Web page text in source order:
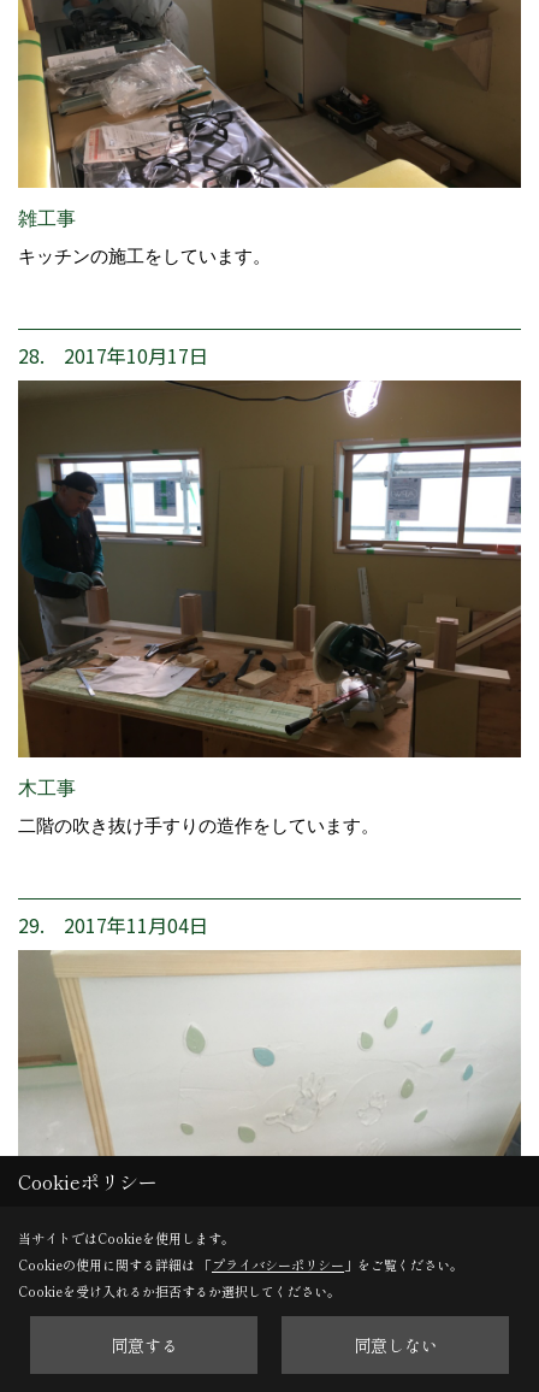
雑工事
キッチンの施工をしています。
28. 2017年10月17日
木工事
二階の吹き抜け手すりの造作をしています。
29. 2017年11月04日
Cookieポリシー
当サイトではCookieを使用します。
Cookieの使用に関する詳細は 「プライバシーポリシー 」をご覧ください。
Cookieを受け入れるか拒否するか選択してください。
同意する 同意しない